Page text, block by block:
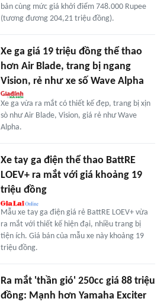
bản cùng mức giá khởi điểm 748.000 Rupee
(tương đương 204,21 triệu đồng).
Xe ga giá 19 triệu đồng thể thao
hơn Air Blade, trang bị ngang
Vision, rẻ như xe số Wave Alpha
Xe ga vừa ra mắt có thiết kế đẹp, trang bị xịn
sò như Air Blade, Vision, giá rẻ như Wave
Alpha.
Xe tay ga điện thể thao BattRE
LOEV+ ra mắt với giá khoảng 19
triệu đồng
Mẫu xe tay ga điện giá rẻ BattRE LOEV+ vừa
ra mắt với thiết kế hiện đại, nhiều trang bị
tiện ích. Giá bán của mẫu xe này khoảng 19
triệu đồng.
Ra mắt 'thần gió' 250cc giá 88 triệu
đồng: Mạnh hơn Yamaha Exciter